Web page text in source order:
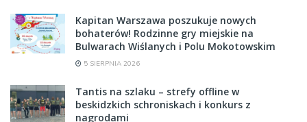
Kapitan Warszawa poszukuje nowych
bohaterów! Rodzinne gry miejskie na
Bulwarach Wiślanych i Polu Mokotowskim
5 SIERPNIA 2026
Tantis na szlaku – strefy offline w
beskidzkich schroniskach i konkurs z
nagrodami